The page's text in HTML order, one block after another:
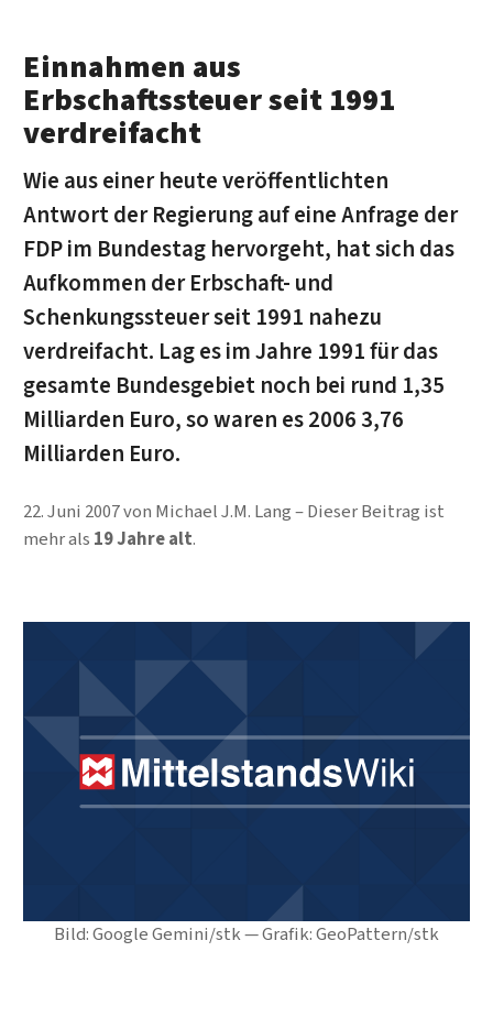
Bild: Google Gemini/stk — Grafik: GeoPattern/stk
Einnahmen aus
Erbschaftssteuer seit 1991
verdreifacht
Wie aus einer heute veröffentlichten
Antwort der Regierung auf eine Anfrage der
FDP im Bundestag hervorgeht, hat sich das
Aufkommen der Erbschaft- und
Schenkungssteuer seit 1991 nahezu
verdreifacht. Lag es im Jahre 1991 für das
gesamte Bundesgebiet noch bei rund 1,35
Milliarden Euro, so waren es 2006 3,76
Milliarden Euro.
22. Juni 2007von Michael J.M. Lang
Dieser Beitrag ist
mehr als 19 Jahre alt.